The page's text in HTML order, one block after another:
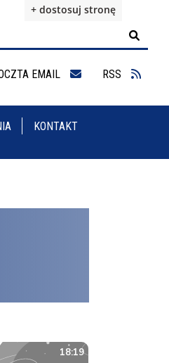
+ dostosuj stronę
125%
100%

EMAIL RSS
KONTAKT